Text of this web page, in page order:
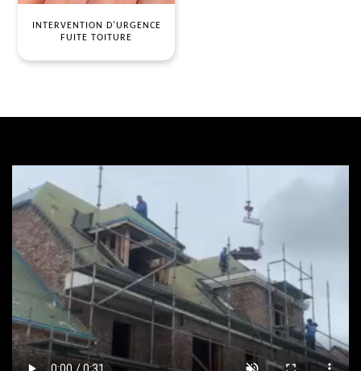
INTERVENTION D'URGENCE
FUITE TOITURE